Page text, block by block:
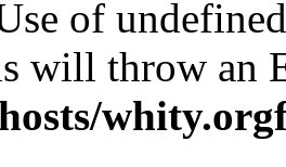
of
will throw an